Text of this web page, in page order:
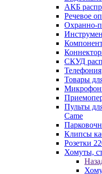
АКБ
Речевое
Охранно-
СКУД
Телефония
Товары
Пульты
Came
Клипсы
Розетки
Хомуты,